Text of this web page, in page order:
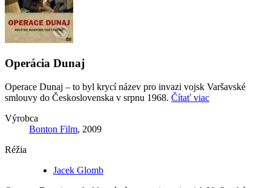
Operácia Dunaj
Operace Dunaj – to byl krycí název pro invazi vojsk Varšavské
smlouvy do Československa v srpnu 1968. Čítať viac
Výrobca
Bonton Film, 2009
Réžia
Jacek Glomb